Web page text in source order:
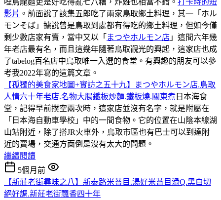
影片 。前面說了該集五郎吃了兩家鳥取鄉土料理，其一「ホル
モンそば」據說曾是鳥取到處都有得吃的鄉土料理，但如今僅
剩少數店家有賣，當中又以「 まつやホルモン店 」這間六年幾
年老店最有名，而且這幾年隨著鳥取觀光的興起，這家店也成
了tabelog百名店中鳥取唯一入選的食堂。有興趣的朋友可以參
考我2022年寫的這篇文章。
【孤獨的美食家地圖+實訪之五十九】まつやホルモン店.鳥取
人情六十年老店.名物大腸鐵板炒麵.鐵板燒.關東煮 日本海食
堂，記得早前撲空兩次時，這家店並沒有名字，就是附屬在
「日本海自動車學校」中的一間食物。它的位置在山陰本線湖
山站附近，除了搭JR火車外，鳥取市區也有巴士可以到達附
近的賣場，交通方面倒是沒有太大的問題。
繼續閱讀
5個月前
【新莊老街尋味之八】新泰路米苔目.湯好米苔目滑Q.黑白切
絕好調.新莊老街飄香四十年